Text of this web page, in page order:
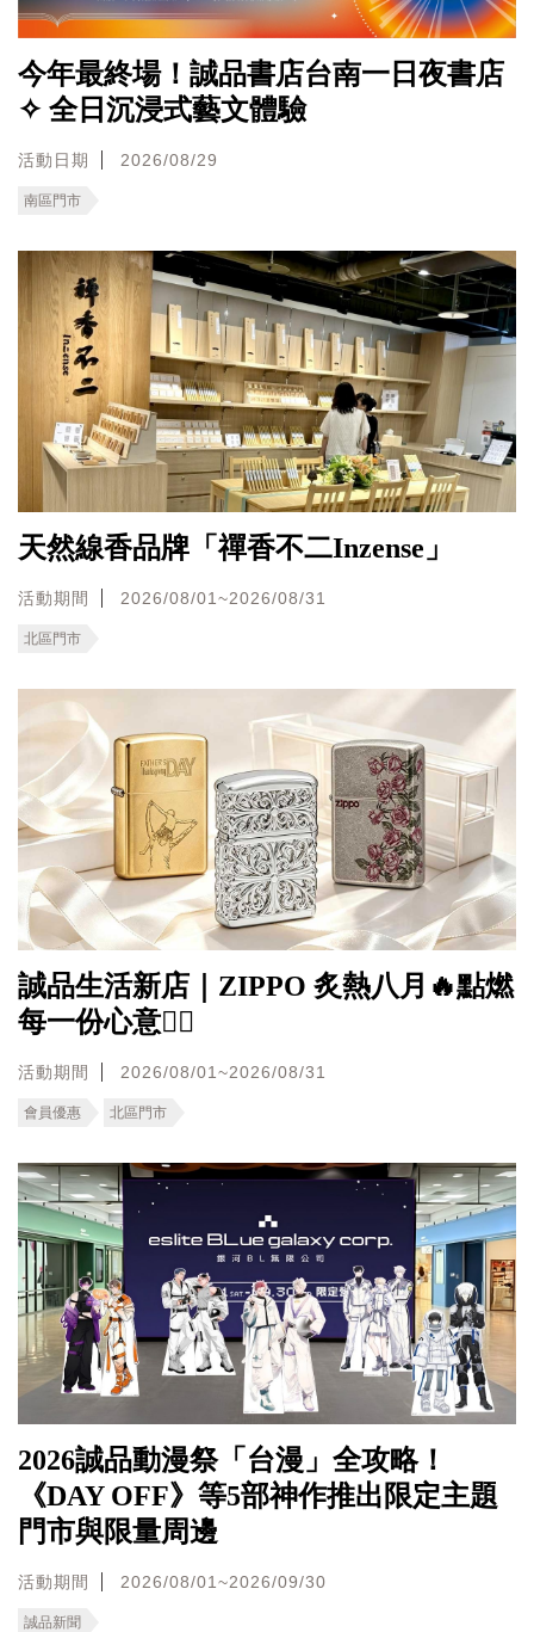
今年最終場！誠品書店台南一日夜書店
✧ 全日沉浸式藝文體驗
活動日期 2026/08/29
南區門市
天然線香品牌「禪香不二Inzense」
活動期間 2026/08/01~2026/08/31
北區門市
誠品生活新店｜ZIPPO 炙熱八月🔥點燃
每一份心意❤️‍🔥
活動期間 2026/08/01~2026/08/31
會員優惠 北區門市
2026誠品動漫祭「台漫」全攻略！
《DAY OFF》等5部神作推出限定主題
門市與限量周邊
活動期間 2026/08/01~2026/09/30
誠品新聞